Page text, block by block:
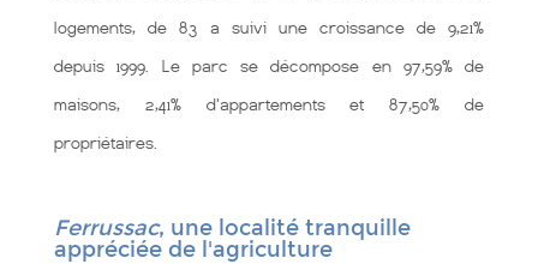
logements, de 83 a suivi une croissance de 9,21%
depuis 1999. Le parc se décompose en 97,59% de
maisons, 2,41% d'appartements et 87,50% de
propriétaires.
Ferrussac, une localité tranquille
appréciée de l'agriculture